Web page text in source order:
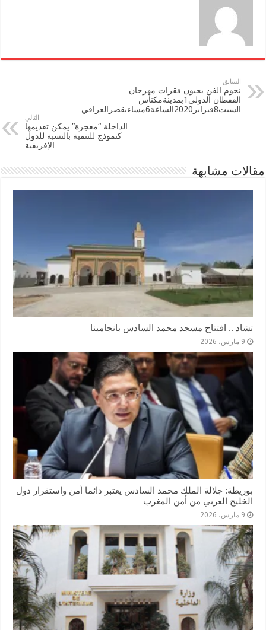
السابق
نجوم الفن يحيون فقرات مهرجان
القفطان الدولي1بمدينةمكناس
السبت8فبراير2020الساعة6مساءبقصرالعراقي
التالي
الداخلة “معجزة” يمكن تقديمها
كنموذج للتنمية بالنسبة للدول
الإفريقية
مقالات مشابهة
تشاد .. افتتاح مسجد محمد السادس بانجامينا
9 مارس، 2026
بوريطة: جلالة الملك محمد السادس يعتبر دائما أمن واستقرار دول
الخليج العربي من أمن المغرب
9 مارس، 2026